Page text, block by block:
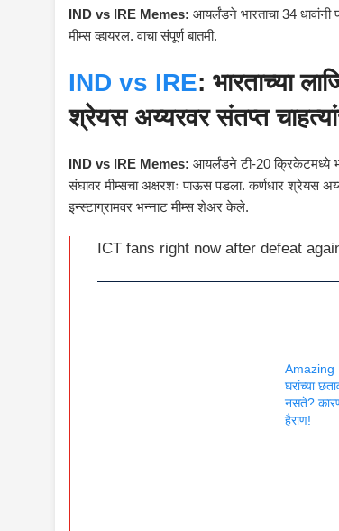
IND vs IRE Memes: आयर्लंडने भारताचा 34
मीम्स व्हायरल. वाचा संपूर्ण बातमी.
IND vs IRE: भारताच्या
श्रेयस अय्यरवर संतप्त
IND vs IRE Memes: आयर्लंडने टी-20 क्रिकेटमध्ये
संघावर मीम्सचा अक्षरशः पाऊस पडला. कर्णधार श्रेयस
इन्स्टाग्रामवर भन्नाट मीम्स शेअर केले.
ICT fans right now after defeat
Amazing
घरांच्या
नसते?
हैराण!